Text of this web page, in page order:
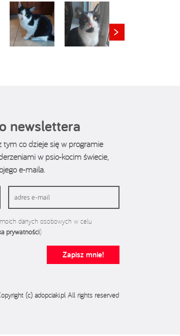
newslettera
tym co dzieje się w programie
w psio-kocim świecie,
e-maila.
danych osobowych w celu
prywatności)
Zapisz mnie!
(c) adopciaki.pl All rights reserved